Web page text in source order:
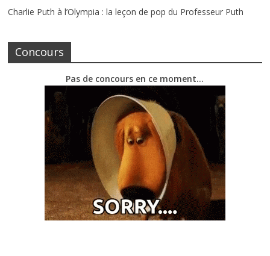
Charlie Puth à l’Olympia : la leçon de pop du Professeur Puth
Concours
Pas de concours en ce moment…